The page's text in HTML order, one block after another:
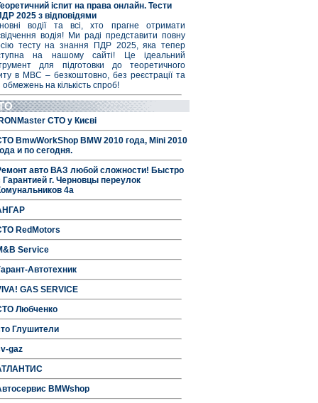
іспит на права онлайн. Тести
2025 з відповідями
водії та всі, хто прагне отримати
водія! Ми раді представити повну
тесту на знання ПДР 2025, яка тепер
на нашому сайті! Це ідеальний
для підготовки до теоретичного
в МВС – безкоштовно, без реєстрації та
обмежень на кількість спроб!
IRONMaster СТО у Києві
BmwWorkShop BMW 2010 года, Mini 2010
и по сегодня.
авто ВАЗ любой сложности! Быстро
Гарантией г. Черновцы переулок
4а
RedMotors
Service
Автотехник
GAS SERVICE
Любченко
Глушители
gaz
BMWshop